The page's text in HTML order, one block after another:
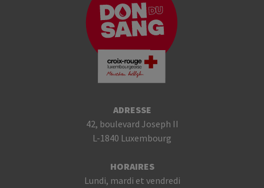
ADRESSE
42, boulevard Joseph II
L-1840 Luxembourg
HORAIRES
Lundi, mardi et vendredi